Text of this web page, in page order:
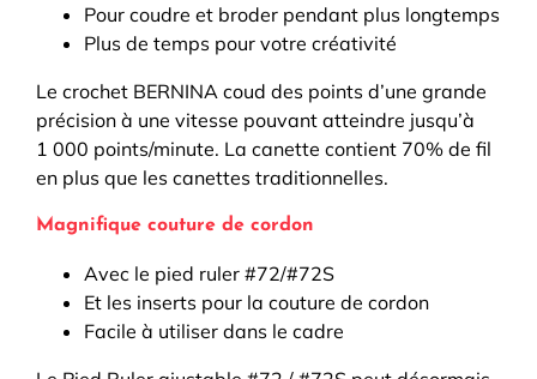
Pour coudre et broder pendant plus longtemps
Plus de temps pour votre créativité
Le crochet BERNINA coud des points d’une grande
précision à une vitesse pouvant atteindre jusqu’à
1 000 points/minute. La canette contient 70% de fil
en plus que les canettes traditionnelles.
Magnifique couture de cordon
Avec le pied ruler #72/#72S
Et les inserts pour la couture de cordon
Facile à utiliser dans le cadre